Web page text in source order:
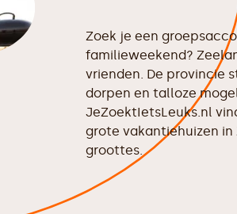
Zoek je een
familieweekend?
vrienden. De provincie
dorpen en talloze
JeZoektIetsLeuks.nl
grote vakantiehuizen
groottes.